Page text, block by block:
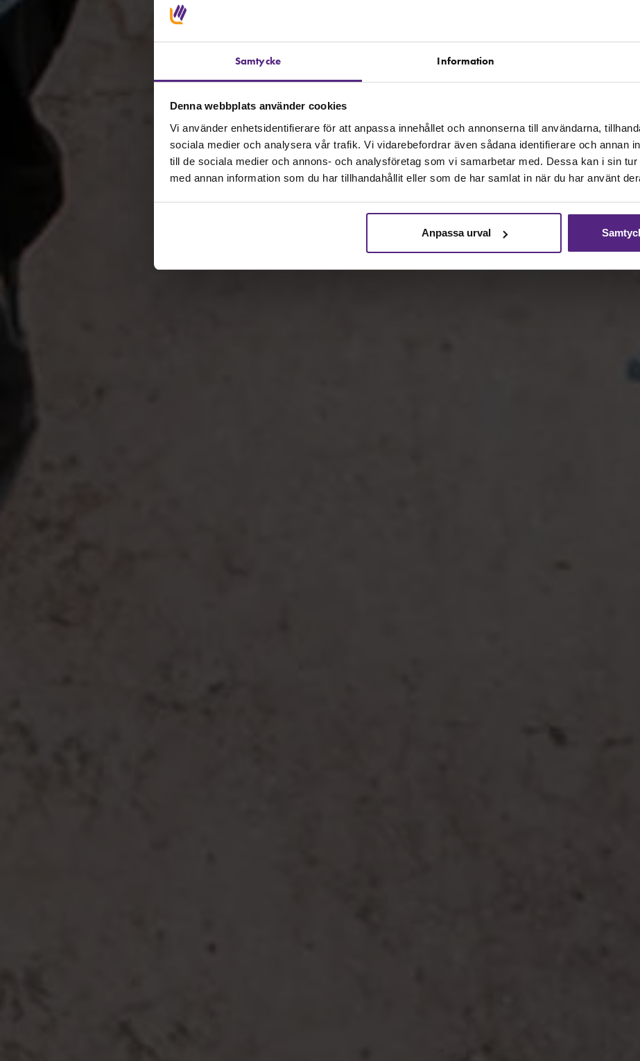
Samtycke Information
Denna webbplats använder cookies
Vi använder enhetsidentifierare för att anpassa innehållet och annonserna till användarna,
sociala medier och analysera vår trafik. Vi vidarebefordrar även sådana identifierare och annan
till de sociala medier och annons- och analysföretag som vi samarbetar med. Dessa kan i sin
med annan information som du har tillhandahållit eller som de har samlat in när du har använt
Anpassa urval